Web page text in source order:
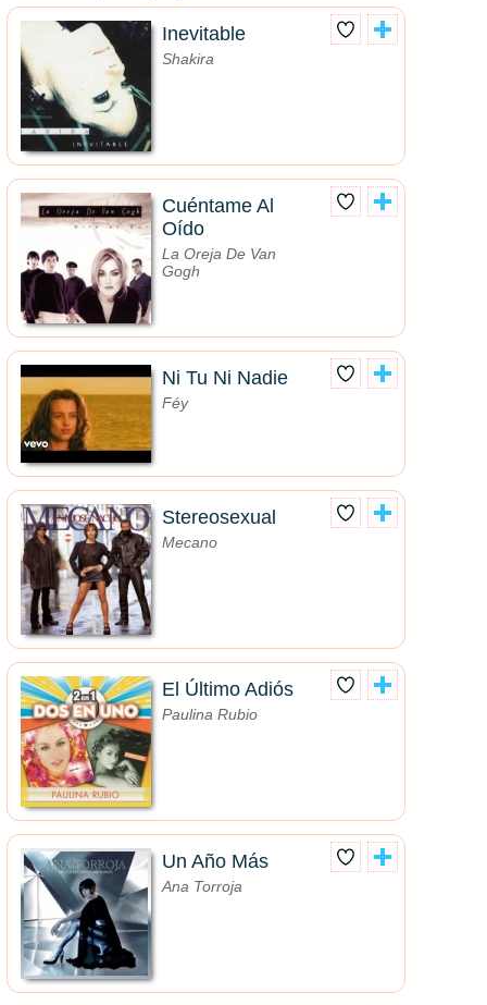
Inevitable
Shakira
Cuéntame Al
Oído
La Oreja De Van
Gogh
Ni Tu Ni Nadie
Féy
Stereosexual
Mecano
El Último Adiós
Paulina Rubio
Un Año Más
Ana Torroja